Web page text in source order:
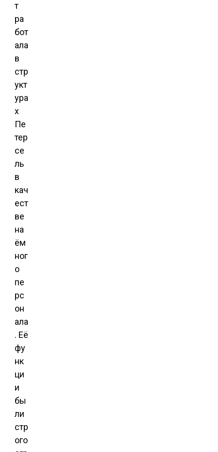
т
ра
бот
ала
в
стр
укт
ура
х
Пе
тер
се
ль
в
кач
ест
ве
на
ём
ног
о
пе
рс
он
ала
. Её
фу
нк
ци
и
бы
ли
стр
ого